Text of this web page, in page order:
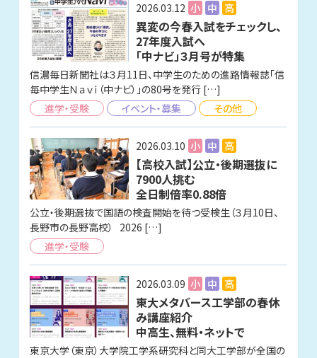
2026.03.12 小 中 高
異変の今春入試をチェックし、
27年度入試へ
「中ナビ」３月号が特集
信濃毎日新聞社は３月11日、中学生のための進路情報誌「信
毎中学生Ｎａｖｉ（中ナビ）」の80号を発行 […]
進学・受験
イベント・募集 その他
2026.03.10 小 中 高
【高校入試】公立・後期選抜に
7900人挑む
全日制倍率0.88倍
公立・後期選抜で国語の検査開始を待つ受検生（３月10日、
長野市の長野高校） 2026 […]
進学・受験
2026.03.09 小 中 高
東大メタバース工学部の春休
み講座紹介
中高生、無料・ネットで
東京大学（東京）大学院工学系研究科と同大工学部が全国の